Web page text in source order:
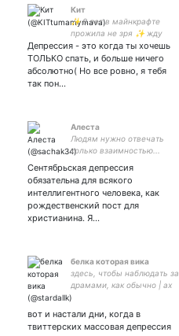
Кит
✨ 8 лет в майнкрафте
прожила не зря ✨ жду
nintendo switch ✨ sky: дети
света – это любофь ✨
геймер как вы поняли и
Депрессия - это когда ты хочешь
ТОЛЬКО спать, и больше ничего
абсолютно( Но все ровно, я тебя
так пон…
Алеста
Людям нужно отвечать
только взаимностью...
Сентябрьская депрессия
обязательна для всякого
интеллигентного человека, как
рождественский пост для
христианина. Я…
белка которая вика
здесь, чтобы наблюдать за
драмами, как обычно | ах
да еще рисую иногда
вот и настали дни, когда в
твиттерских массовая депрессия